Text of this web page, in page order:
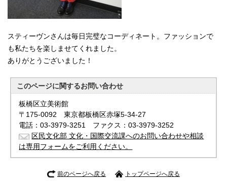
スティーヴンさんは毎日完璧なコーディネート。ファッションで
も私たちを楽しませてくれました。
ありがとうございました！
このページに関するお問い合わせ
板橋区立美術館
〒175-0092 東京都板橋区赤塚5-34-27
電話：03-3979-3251 ファクス：03-3979-3252
区民文化部 文化・国際交流課へのお問い合わせや相談
は専用フォームをご利用ください。
前のページへ戻る トップページへ戻る